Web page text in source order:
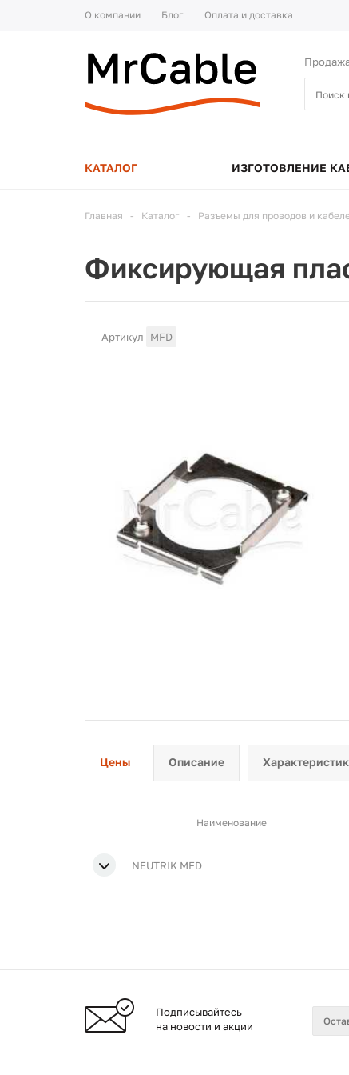
О компании Блог Оплата и доставка
КАТАЛОГ ИЗГОТОВЛЕНИЕ
Главная - Каталог - Разъемы для проводов и
Фиксирующая
Артикул MFD
Цены Описание
Наименование
NEUTRIK MFD
Подписывайтесь
на новости и акции